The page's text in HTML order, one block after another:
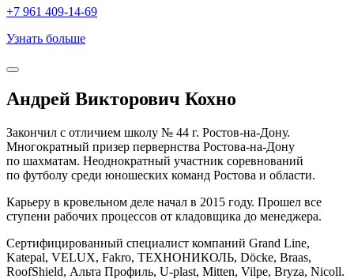
+7 961 409-14-69
Узнать больше
Андрей Викторович Кохно
Закончил с отличием школу № 44 г. Ростов-на-Дону.
Многократный призер первернства Ростова-на-Дону
по шахматам. Неоднократный участник соревнований
по футболу среди юношеских команд Ростова и области.
Карьеру в кровельном деле начал в 2015 году. Прошел все
ступени рабочих процессов от кладовщика до менеджера.
Сертифицированный специалист компаний Grand Line,
Katepal, VELUX, Fakro, ТЕХНОНИКОЛЬ, Döcke, Braas,
RoofShield, Альта Профиль, U-plast, Mitten, Vilpe, Bryza, Nicoll.